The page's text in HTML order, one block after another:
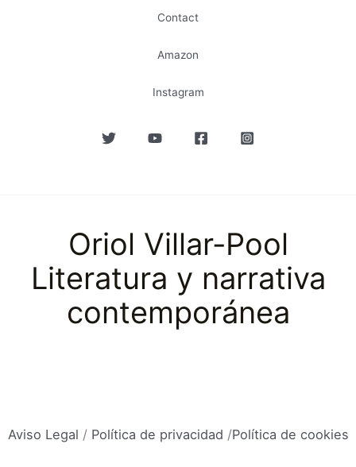
Contact
Amazon
Instagram
Oriol Villar-Pool
Literatura y narrativa
contemporánea
Aviso Legal / Política de privacidad /Política de cookies